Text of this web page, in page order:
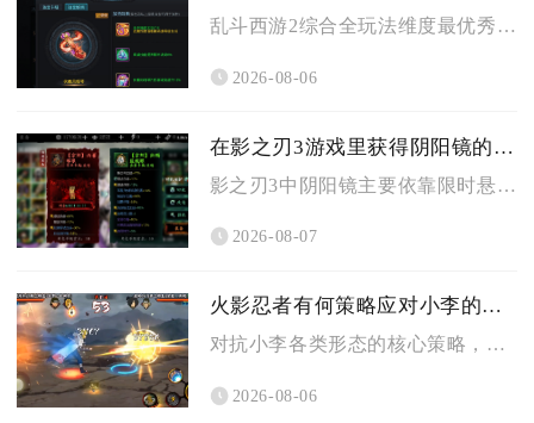
乱斗西游2综合全玩法维度最优秀的阵容为蛟魔王搭配魍魉与牛头马...
2026-08-06
在影之刃3游戏里获得阴阳镜的方法是什么
影之刃3中阴阳镜主要依靠限时悬赏副本无名道观产出破碎镜华碎片...
2026-08-07
火影忍者有何策略应对小李的计谋
对抗小李各类形态的核心策略，是以Y轴错位走位规避直线突进，搭...
2026-08-06